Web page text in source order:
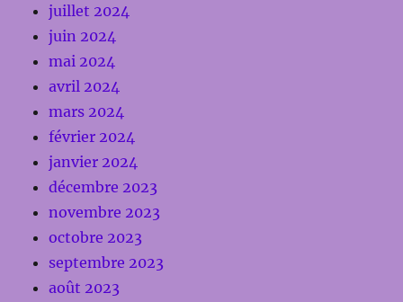
juillet 2024
juin 2024
mai 2024
avril 2024
mars 2024
février 2024
janvier 2024
décembre 2023
novembre 2023
octobre 2023
septembre 2023
août 2023